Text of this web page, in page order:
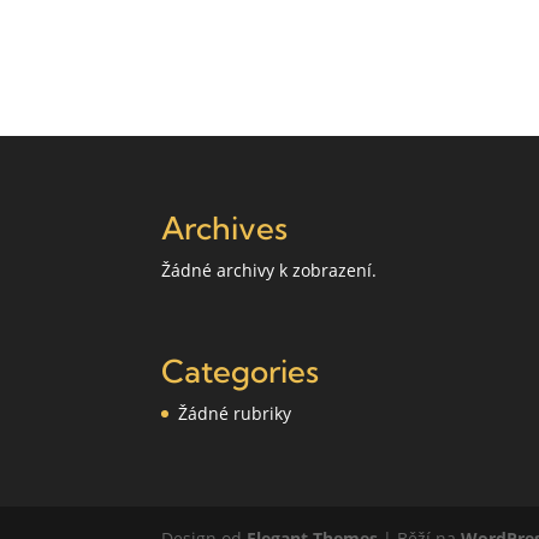
Archives
Žádné archivy k zobrazení.
Categories
Žádné rubriky